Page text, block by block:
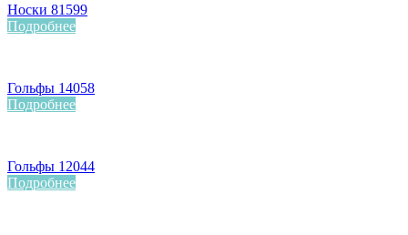
Носки 81599
Подробнее
Гольфы 14058
Подробнее
Гольфы 12044
Подробнее